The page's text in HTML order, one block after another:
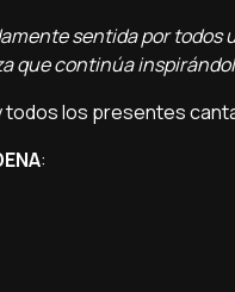
sentida por todos
que continúa
los presentes
: